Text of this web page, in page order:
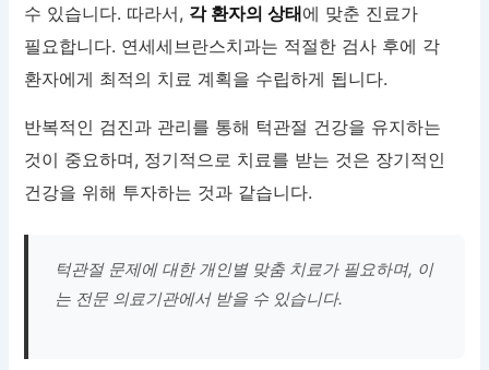
수 있습니다. 따라서, 각 환자의 상태에 맞춘 진료가
필요합니다. 연세세브란스치과는 적절한 검사 후에 각
환자에게 최적의 치료 계획을 수립하게 됩니다.
반복적인 검진과 관리를 통해 턱관절 건강을 유지하는
것이 중요하며, 정기적으로 치료를 받는 것은 장기적인
건강을 위해 투자하는 것과 같습니다.
턱관절 문제에 대한 개인별 맞춤 치료가 필요하며, 이
는 전문 의료기관에서 받을 수 있습니다.